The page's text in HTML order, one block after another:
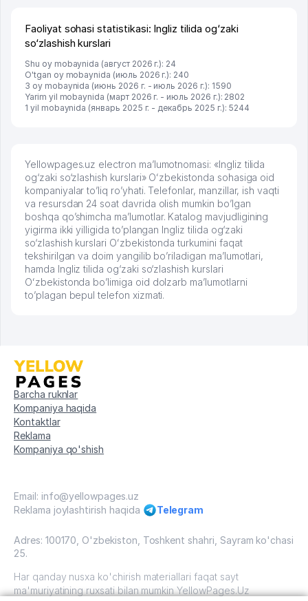
Faoliyat sohasi statistikasi: Ingliz tilida og‘zaki
so‘zlashish kurslari
Shu oy mobaynida (август 2026 г.): 24
O'tgan oy mobaynida (июль 2026 г.): 240
3 oy mobaynida (июнь 2026 г. - июль 2026 г.): 1590
Yarim yil mobaynida (март 2026 г. - июль 2026 г.): 2802
1 yil mobaynida (январь 2025 г. - декабрь 2025 г.): 5244
Yellowpages.uz electron ma’lumotnomasi: «Ingliz tilida
og‘zaki so‘zlashish kurslari» Oʻzbekistonda sohasiga oid
kompaniyalar to’liq ro’yhati. Telefonlar, manzillar, ish vaqti
va resursdan 24 soat davrida olish mumkin bo’lgan
boshqa qo’shimcha ma’lumotlar. Katalog mavjudligining
yigirma ikki yilligida to’plangan Ingliz tilida og‘zaki
so‘zlashish kurslari Oʻzbekistonda turkumini faqat
tekshirilgan va doim yangilib bo’riladigan ma’lumotlari,
hamda Ingliz tilida og‘zaki so‘zlashish kurslari
Oʻzbekistonda bo’limiga oid dolzarb ma’lumotlarni
to’plagan bepul telefon xizmati.
Barcha ruknlar
Kompaniya haqida
Kontaktlar
Reklama
Kompaniya qo'shish
Email: info@yellowpages.uz
Reklama joylashtirish haqida
Telegram
Adres: 100170, O'zbekiston, Toshkent shahri, Sayram ko'chasi
25.
Har qanday nusxa ko'chirish materiallari faqat sayt
ma'muriyatining ruxsati bilan mumkin YellowPages.Uz